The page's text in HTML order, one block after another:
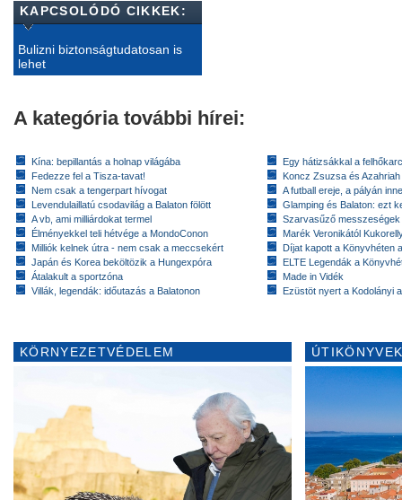
KAPCSOLÓDÓ CIKKEK:
Bulizni biztonságtudatosan is
lehet
A kategória további hírei:
Kína: bepillantás a holnap világába
Fedezze fel a Tisza-tavat!
Nem csak a tengerpart hívogat
Levendulaillatú csodavilág a Balaton fölött
A vb, ami milliárdokat termel
Élményekkel teli hétvége a MondoConon
Milliók kelnek útra - nem csak a meccsekért
Japán és Korea beköltözik a Hungexpóra
Átalakult a sportzóna
Villák, legendák: időutazás a Balatonon
Egy hátizsákkal a
Koncz Zsuzsa és
A futball ereje, a pályán
Glamping és Balaton: ezt
Szarvasűző messzeségek
Marék Veronikától
Díjat kapott a Könyvhéten
ELTE Legendák a
Made in Vidék
Ezüstöt nyert a Kodolányi
KÖRNYEZETVÉDELEM